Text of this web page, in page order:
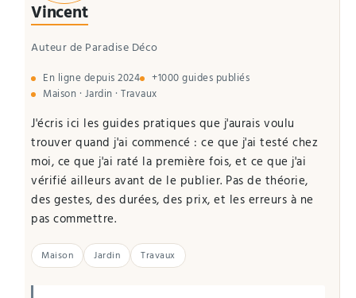
Vincent
Auteur de Paradise Déco
En ligne depuis 2024
+1000 guides publiés
Maison · Jardin · Travaux
J'écris ici les guides pratiques que j'aurais voulu
trouver quand j'ai commencé : ce que j'ai testé chez
moi, ce que j'ai raté la première fois, et ce que j'ai
vérifié ailleurs avant de le publier. Pas de théorie,
des gestes, des durées, des prix, et les erreurs à ne
pas commettre.
Maison Jardin Travaux